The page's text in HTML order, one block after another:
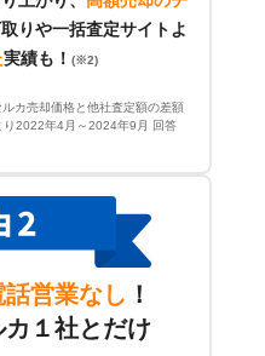
りや一括査定サイトよ
実績も！ (※2)
カ売却価格と他社査定額の差額
り2022年4月～2024年9月 回答
話営業なし ！
１社とだけ